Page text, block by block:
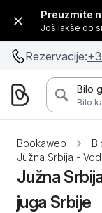
Preuzmite
Još lakše do
Rezervacije:
Bilo
Bilo
Bookaweb
Južna Srbija -
Južna
juga Srbije